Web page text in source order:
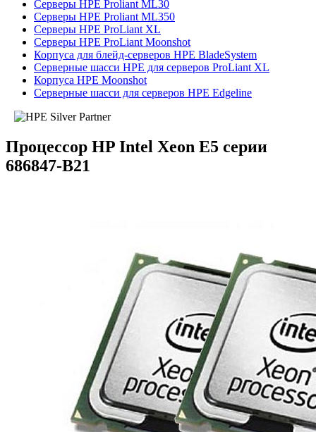
Серверы HPE Proliant ML30
Серверы HPE Proliant ML350
Серверы HPE ProLiant XL
Серверы HPE ProLiant Moonshot
Корпуса для блейд-серверов HPE BladeSystem
Серверные шасси HPE для серверов ProLiant XL
Корпуса HPE Moonshot
Серверные шасси для серверов HPE Edgeline
Процессор HP Intel Xeon E5 серии
686847-B21